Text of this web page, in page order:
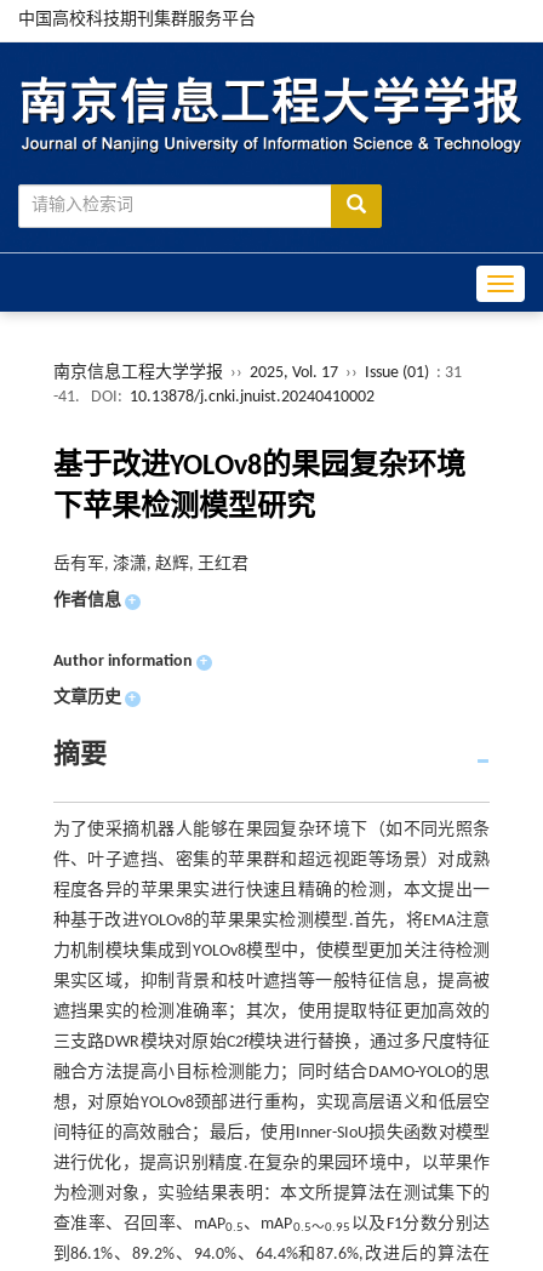
中国高校科技期刊集群服务平台
南京信息工程大学学报 ›› 2025, Vol. 17 ›› Issue (01) : 31
-41.
DOI: 10.13878/j.cnki.jnuist.20240410002
基于改进YOLOv8的果园复杂环境
下苹果检测模型研究
岳有军, 漆潇, 赵辉, 王红君
作者信息 +
Author information +
文章历史 +
摘要
为了使采摘机器人能够在果园复杂环境下（如不同光照条
件、叶子遮挡、密集的苹果群和超远视距等场景）对成熟
程度各异的苹果果实进行快速且精确的检测，本文提出一
种基于改进YOLOv8的苹果果实检测模型.首先，将EMA注意
力机制模块集成到YOLOv8模型中，使模型更加关注待检测
果实区域，抑制背景和枝叶遮挡等一般特征信息，提高被
遮挡果实的检测准确率；其次，使用提取特征更加高效的
三支路DWR模块对原始C2f模块进行替换，通过多尺度特征
融合方法提高小目标检测能力；同时结合DAMO-YOLO的思
想，对原始YOLOv8颈部进行重构，实现高层语义和低层空
间特征的高效融合；最后，使用Inner-SIoU损失函数对模型
进行优化，提高识别精度.在复杂的果园环境中，以苹果作
为检测对象，实验结果表明：本文所提算法在测试集下的
查准率、召回率、mAP0.5、mAP0.5～0.95 以及F1分数分别达
到86.1%、89.2%、94.0%、64.4%和87.6%,改进后的算法在